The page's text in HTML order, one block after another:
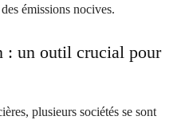
émissions nocives.
: un outil crucial pour
plusieurs sociétés se sont